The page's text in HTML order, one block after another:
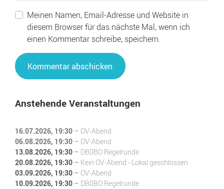
Meinen Namen, Email-Adresse und Website in
diesem Browser für das nächste Mal, wenn ich
einen Kommentar schreibe, speichern.
Anstehende Veranstaltungen
16.07.2026, 19:30 – OV-Abend
06.08.2026, 19:30 – OV-Abend
13.08.2026, 19:30 – DB0BO Regelrunde
20.08.2026, 19:30 – Kein OV-Abend - Lokal geschlossen
03.09.2026, 19:30 – OV-Abend
10.09.2026, 19:30 – DB0BO Regelrunde